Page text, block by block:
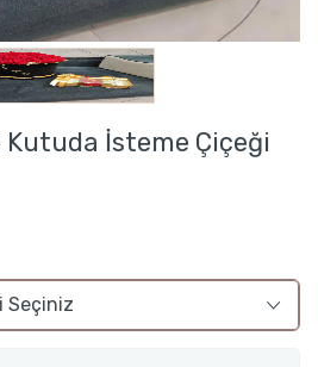
İsteme Çiçeği
Seçiniz